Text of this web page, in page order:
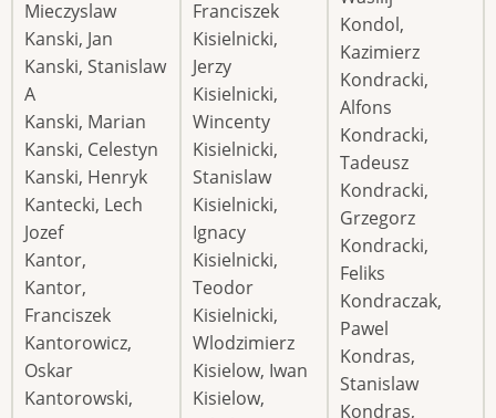
Mieczyslaw
Kanski, Jan
Kanski, Stanislaw
A
Kanski, Marian
Kanski, Celestyn
Kanski, Henryk
Kantecki, Lech
Jozef
Kantor,
Kantor,
Franciszek
Kantorowicz,
Oskar
Kantorowski,
Franciszek
Kisielnicki,
Jerzy
Kisielnicki,
Wincenty
Kisielnicki,
Stanislaw
Kisielnicki,
Ignacy
Kisielnicki,
Teodor
Kisielnicki,
Wlodzimierz
Kisielow, Iwan
Kisielow,
Kondol,
Kazimierz
Kondracki,
Alfons
Kondracki,
Tadeusz
Kondracki,
Grzegorz
Kondracki,
Feliks
Kondraczak,
Pawel
Kondras,
Stanislaw
Kondras,